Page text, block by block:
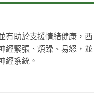
有助於支援情緒健康，西
經緊張、煩躁、易怒，並
經系統。